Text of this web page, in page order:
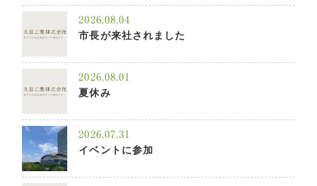
2026.08.04
市長が来社されました
2026.08.01
夏休み
2026.07.31
イベントに参加